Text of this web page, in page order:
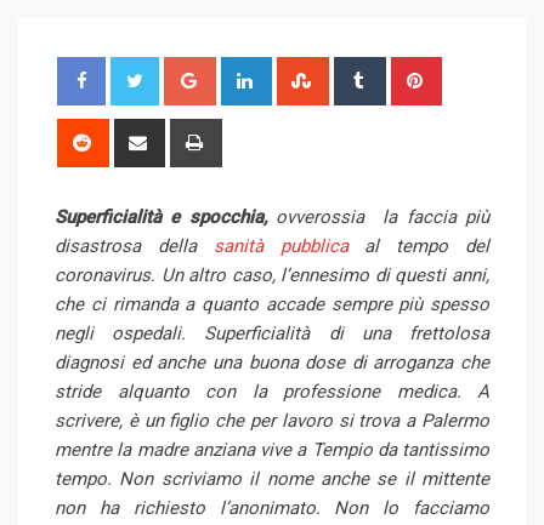
o
e
+
i
d
n
t
l
e
U
p
o
n
u
r
i
r
e
s
t
e
d
i
t
h
r
e
v
i
a
E
m
a
i
l
r
n
t
Superficialità e spocchia,ovverossia la faccia più
disastrosa della sanità pubblicaal tempo del
coronavirus. Un altro caso, l’ennesimo di questi anni,
che ci rimanda a quanto accade sempre più spesso
negli ospedali. Superficialità di una frettolosa
diagnosi ed anche una buona dose di arroganza che
stride alquanto con la professione medica. A
scrivere, è un figlio che per lavoro si trova a Palermo
mentre la madre anziana vive a Tempio da tantissimo
tempo. Non scriviamo il nome anche se il mittente
non ha richiesto l’anonimato. Non lo facciamo